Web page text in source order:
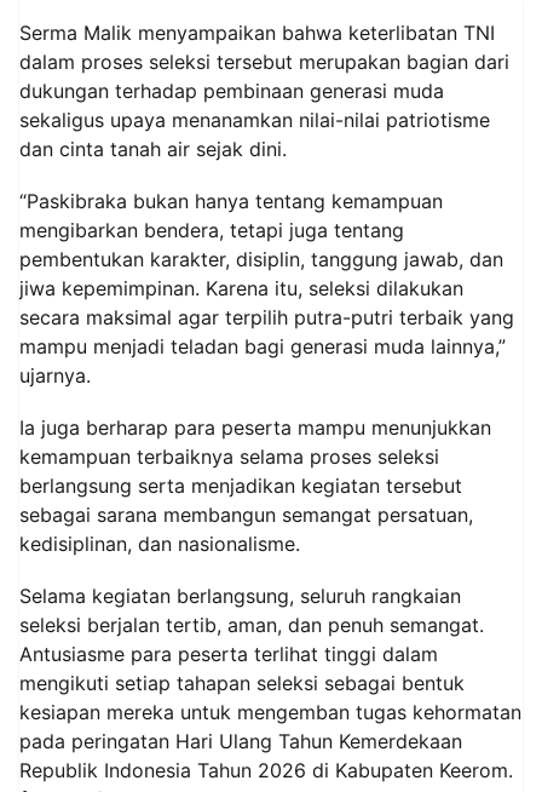
Serma Malik menyampaikan bahwa keterlibatan TNI
dalam proses seleksi tersebut merupakan bagian dari
dukungan terhadap pembinaan generasi muda
sekaligus upaya menanamkan nilai-nilai patriotisme
dan cinta tanah air sejak dini.
“Paskibraka bukan hanya tentang kemampuan
mengibarkan bendera, tetapi juga tentang
pembentukan karakter, disiplin, tanggung jawab, dan
jiwa kepemimpinan. Karena itu, seleksi dilakukan
secara maksimal agar terpilih putra-putri terbaik yang
mampu menjadi teladan bagi generasi muda lainnya,”
ujarnya.
Ia juga berharap para peserta mampu menunjukkan
kemampuan terbaiknya selama proses seleksi
berlangsung serta menjadikan kegiatan tersebut
sebagai sarana membangun semangat persatuan,
kedisiplinan, dan nasionalisme.
Selama kegiatan berlangsung, seluruh rangkaian
seleksi berjalan tertib, aman, dan penuh semangat.
Antusiasme para peserta terlihat tinggi dalam
mengikuti setiap tahapan seleksi sebagai bentuk
kesiapan mereka untuk mengemban tugas kehormatan
pada peringatan Hari Ulang Tahun Kemerdekaan
Republik Indonesia Tahun 2026 di Kabupaten Keerom.